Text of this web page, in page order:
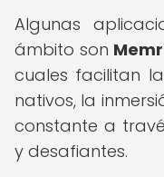
Algunas
ámbito son
cuales facilitan
nativos, la
constante a
y desafiantes.